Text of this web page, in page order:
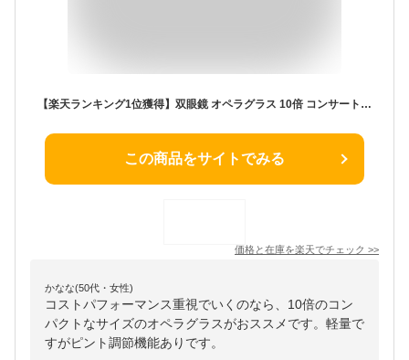
【楽天ランキング1位獲得】双眼鏡 オペラグラス 10倍 コンサート コンサート用 ドーム ライブ用 天体観測 おすすめ 観劇 スポーツ観戦 推し活 バードウォッチング 防水 ピント調節機能あり スポーツ コンパクト 軽量 子供 小型 ネックストラップ リストストラップ
この商品をサイトでみる
価格と在庫を楽天でチェック >>
かなな(50代・女性)
コストパフォーマンス重視でいくのなら、10倍のコン
パクトなサイズのオペラグラスがおススメです。軽量で
すがピント調節機能ありです。